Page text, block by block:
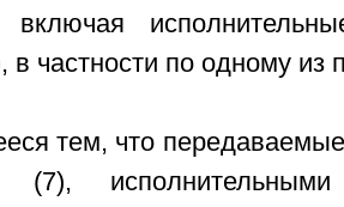
включая
в частности по одному из
тем, что
(7),